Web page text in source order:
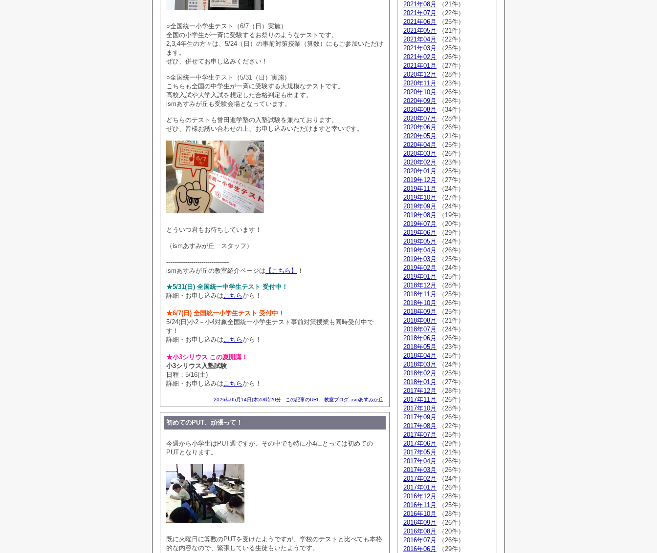
○全国統一小学生テスト（6/7（日）実施）
全国の小学生が一斉に受験するお祭りのようなテストです。
2,3,4年生の方々は、5/24（日）の事前対策授業（算数）にもご参加いただけ
ます。
ぜひ、併せてお申し込みください！
○全国統一中学生テスト（5/31（日）実施）
こちらも全国の中学生が一斉に受験する大規模なテストです。
高校入試や大学入試を想定した合格判定も出ます。
ismあすみが丘も受験会場となっています。
どちらのテストも誉田進学塾の入塾試験を兼ねております。
ぜひ、皆様お誘い合わせの上、お申し込みいただけますと幸いです。
とういつ君もお待ちしています！
（ismあすみが丘 スタッフ）
--------------------------------
ismあすみが丘の教室紹介ページは 【こちら】 ！
★5/31(日) 全国統一中学生テスト 受付中！
詳細・お申し込みはこちらから！
★6/7(日) 全国統一小学生テスト 受付中！
5/24(日)小2～小4対象全国統一小学生テスト事前対策授業も同時受付中で
す！
詳細・お申し込みはこちらから！
★小3シリウス この夏開講！
小3シリウス入塾試験
日程：5/16(土)
詳細・お申し込みはこちらから！
2026年05月14日(木)18時20分 この記事のURL 教室ブログ::ismあすみが丘
初めてのPUT、頑張って！
今週から小学生はPUT週ですが、その中でも特に小4にとっては初めての
PUTとなります。
既に火曜日に算数のPUTを受けたようですが、学校のテストと比べても本格
的な内容なので、緊張している生徒もいたようです。
2021年08月
（21件）
2021年07月
（22件）
2021年06月
（25件）
2021年05月
（21件）
2021年04月
（22件）
2021年03月
（25件）
2021年02月
（26件）
2021年01月
（27件）
2020年12月
（28件）
2020年11月
（23件）
2020年10月
（26件）
2020年09月
（26件）
2020年08月
（34件）
2020年07月
（28件）
2020年06月
（26件）
2020年05月
（21件）
2020年04月
（25件）
2020年03月
（26件）
2020年02月
（23件）
2020年01月
（25件）
2019年12月
（27件）
2019年11月
（24件）
2019年10月
（27件）
2019年09月
（24件）
2019年08月
（19件）
2019年07月
（20件）
2019年06月
（29件）
2019年05月
（24件）
2019年04月
（26件）
2019年03月
（25件）
2019年02月
（24件）
2019年01月
（25件）
2018年12月
（28件）
2018年11月
（25件）
2018年10月
（26件）
2018年09月
（25件）
2018年08月
（21件）
2018年07月
（24件）
2018年06月
（26件）
2018年05月
（23件）
2018年04月
（25件）
2018年03月
（24件）
2018年02月
（25件）
2018年01月
（27件）
2017年12月
（28件）
2017年11月
（26件）
2017年10月
（28件）
2017年09月
（26件）
2017年08月
（22件）
2017年07月
（25件）
2017年06月
（29件）
2017年05月
（21件）
2017年04月
（26件）
2017年03月
（26件）
2017年02月
（24件）
2017年01月
（26件）
2016年12月
（28件）
2016年11月
（25件）
2016年10月
（28件）
2016年09月
（26件）
2016年08月
（20件）
2016年07月
（26件）
2016年06月
（29件）